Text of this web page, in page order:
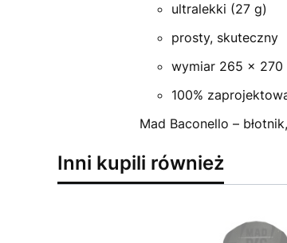
ultralekki (27 g)
prosty, skuteczny
wymiar 265 × 270
100%
Mad Baconello –
Inni kupili również